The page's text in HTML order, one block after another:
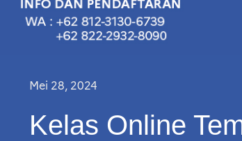
Mei 28, 2024
Kelas Online